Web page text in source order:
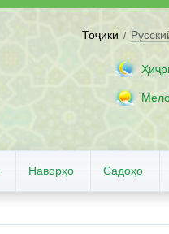
Тоҷикӣ /
Наворҳо Садоҳо